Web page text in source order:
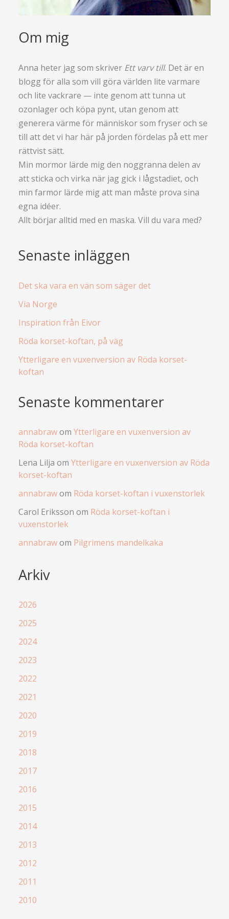
Om mig
Anna heter jag som skriver Ett varv till. Det är en
blogg för alla som vill göra världen lite varmare
och lite vackrare — inte genom att tunna ut
ozonlager och köpa pynt, utan genom att
generera värme för människor som fryser och se
till att det vi har här på jorden fördelas på ett mer
rättvist sätt.
Min mormor lärde mig den noggranna delen av
att sticka och virka när jag gick i lågstadiet, och
min farmor lärde mig att man måste prova sina
egna idéer.
Allt börjar alltid med en maska. Vill du vara med?
Senaste inläggen
Det ska vara en vän som säger det
Via Norge
Inspiration från Eivor
Röda korset-koftan, på väg
Ytterligare en vuxenversion av Röda korset-
koftan
Senaste kommentarer
annabrawom Ytterligare en vuxenversion av
Röda korset-koftan
Lena Lilja om Ytterligare en vuxenversion av Röda
korset-koftan
annabrawom Röda korset-koftan i vuxenstorlek
Carol Eriksson om Röda korset-koftan i
vuxenstorlek
annabrawom Pilgrimens mandelkaka
Arkiv
2026
2025
2024
2023
2022
2021
2020
2019
2018
2017
2016
2015
2014
2013
2012
2011
2010